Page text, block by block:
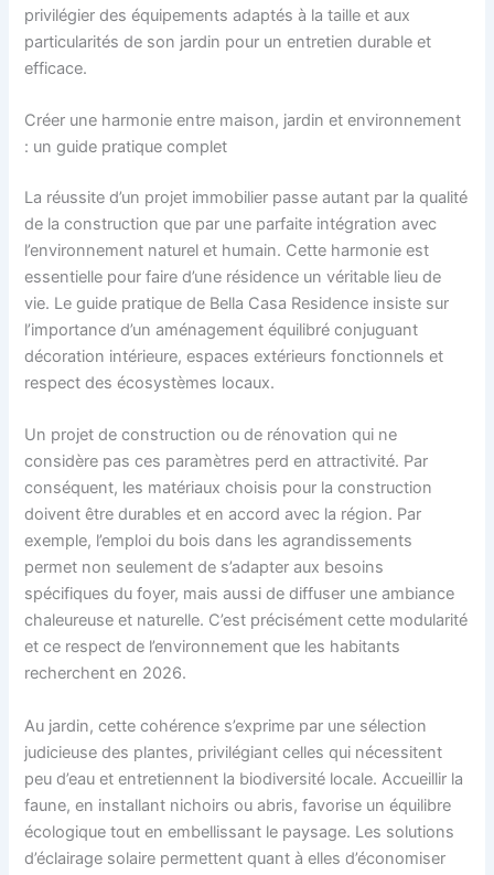
privilégier des équipements adaptés à la taille et aux
particularités de son jardin pour un entretien durable et
efficace.
Créer une harmonie entre maison, jardin et environnement
: un guide pratique complet
La réussite d’un projet immobilier passe autant par la qualité
de la construction que par une parfaite intégration avec
l’environnement naturel et humain. Cette harmonie est
essentielle pour faire d’une résidence un véritable lieu de
vie. Le guide pratique de Bella Casa Residence insiste sur
l’importance d’un aménagement équilibré conjuguant
décoration intérieure, espaces extérieurs fonctionnels et
respect des écosystèmes locaux.
Un projet de construction ou de rénovation qui ne
considère pas ces paramètres perd en attractivité. Par
conséquent, les matériaux choisis pour la construction
doivent être durables et en accord avec la région. Par
exemple, l’emploi du bois dans les agrandissements
permet non seulement de s’adapter aux besoins
spécifiques du foyer, mais aussi de diffuser une ambiance
chaleureuse et naturelle. C’est précisément cette modularité
et ce respect de l’environnement que les habitants
recherchent en 2026.
Au jardin, cette cohérence s’exprime par une sélection
judicieuse des plantes, privilégiant celles qui nécessitent
peu d’eau et entretiennent la biodiversité locale. Accueillir la
faune, en installant nichoirs ou abris, favorise un équilibre
écologique tout en embellissant le paysage. Les solutions
d’éclairage solaire permettent quant à elles d’économiser